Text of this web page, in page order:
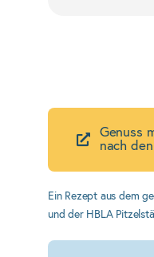
Genuss
nach
Ein Rezept aus dem
und der HBLA